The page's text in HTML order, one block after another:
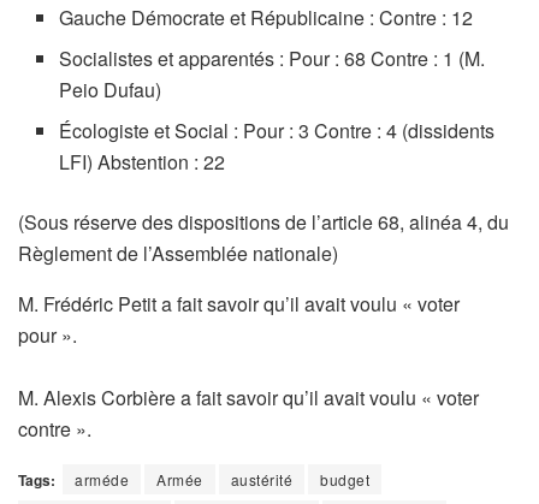
Gauche Démocrate et Républicaine : Contre : 12
Socialistes et apparentés : Pour : 68 Contre : 1 (M.
Peio Dufau)
Écologiste et Social : Pour : 3 Contre : 4 (dissidents
LFI) Abstention : 22
(Sous réserve des dispositions de l’article 68, alinéa 4, du
Règlement de l’Assemblée nationale)
M. Frédéric Petit a fait savoir qu’il avait voulu « voter
pour ».
M. Alexis Corbière a fait savoir qu’il avait voulu « voter
contre ».
Tags: arméde Armée austérité
budget